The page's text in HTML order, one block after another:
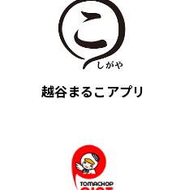
越谷まるこアプリ